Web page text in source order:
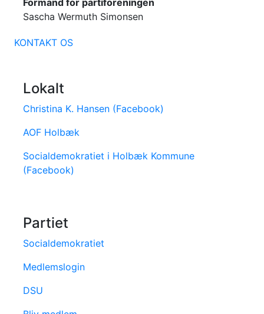
Sascha Wermuth Simonsen
KONTAKT OS
Lokalt
Christina K. Hansen (Facebook)
AOF Holbæk
Socialdemokratiet i Holbæk Kommune
(Facebook)
Partiet
Socialdemokratiet
Medlemslogin
DSU